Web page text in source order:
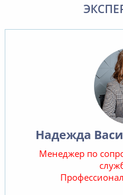
Надежда
Менеджер по